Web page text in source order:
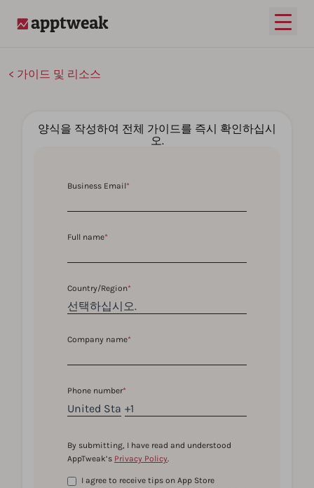
메인
가이드 및 리소스
양식을 작성하여 전체 가이드를 즉시 확인하십시
오.
Business Email*
Full name*
Country/Region*
Company name*
Phone number*
By submitting, I have read and understood
AppTweak’s Privacy Policy.
I agree to receive tips on App Store